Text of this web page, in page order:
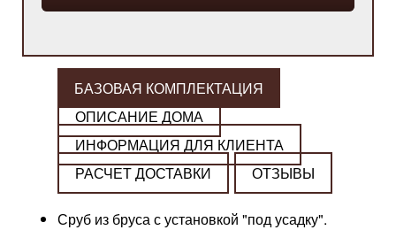
БАЗОВАЯ КОМПЛЕКТАЦИЯ
ОПИСАНИЕ ДОМА
ИНФОРМАЦИЯ ДЛЯ КЛИЕНТА
РАСЧЕТ ДОСТАВКИ
ОТЗЫВЫ
Сруб из бруса с установкой "под усадку".